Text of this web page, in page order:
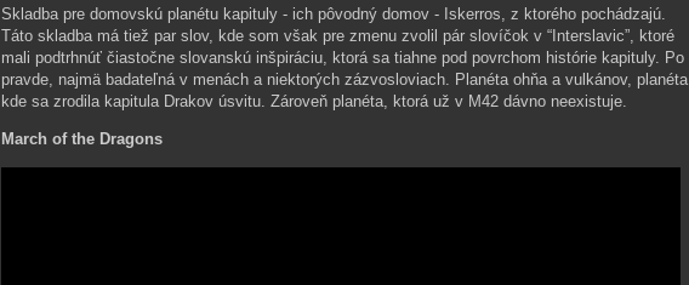
Skladba pre domovskú planétu kapituly - ich pôvodný domov - Iskerros, z ktorého pochádzajú.
Táto skladba má tiež par slov, kde som však pre zmenu zvolil pár slovíčok v “Interslavic”, ktoré
mali podtrhnúť čiastočne slovanskú inšpiráciu, ktorá sa tiahne pod povrchom histórie kapituly. Po
pravde, najmä badateľná v menách a niektorých zázvosloviach. Planéta ohňa a vulkánov, planéta
kde sa zrodila kapitula Drakov úsvitu. Zároveň planéta, ktorá už v M42 dávno neexistuje.
March of the Dragons